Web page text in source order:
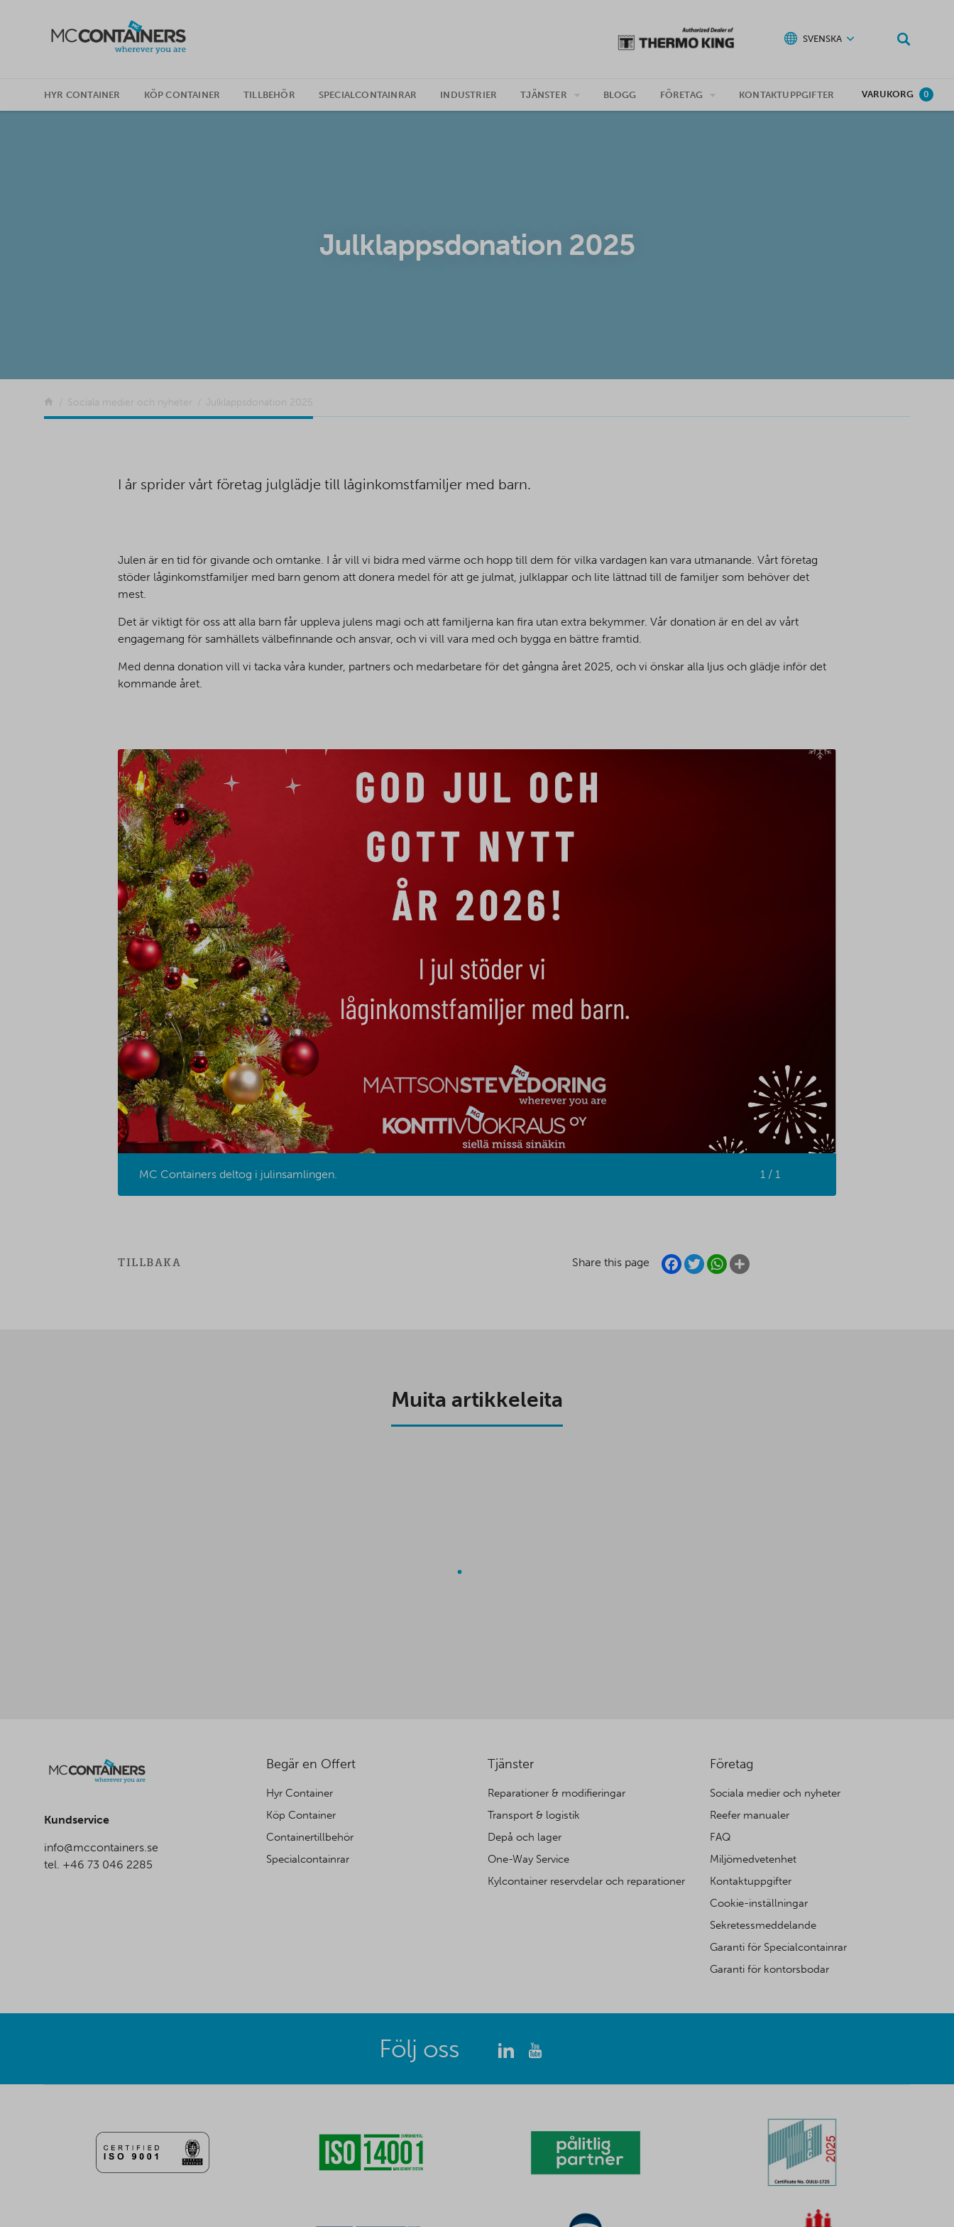
SVENSKA
HYR CONTAINER KÖP CONTAINER TILLBEHÖR SPECIALCONTAINRAR INDUSTRIER TJÄNSTER BLOGG FÖRETAG KONTAKTUPPGIFTER VARUKORG 0
Julklappsdonation 2025
Tillbaka
Sociala medier och nyheter Julklappsdonation 2025
I år sprider vårt företag julglädje till låginkomstfamiljer med barn.
Julen är en tid för givande och omtanke. I år vill vi bidra med värme och hopp till dem för vilka vardagen kan vara utmanande. Vårt företag
stöder låginkomstfamiljer med barn genom att donera medel för att ge julmat, julklappar och lite lättnad till de familjer som behöver det
mest.
Det är viktigt för oss att alla barn får uppleva julens magi och att familjerna kan fira utan extra bekymmer. Vår donation är en del av vårt
engagemang för samhällets välbefinnande och ansvar, och vi vill vara med och bygga en bättre framtid.
Med denna donation vill vi tacka våra kunder, partners och medarbetare för det gångna året 2025, och vi önskar alla ljus och glädje inför det
kommande året.
MC Containers deltog i julinsamlingen. 1 / 1
TILLBAKA Share this page FACEBOOK
TWITTERWHATSAPP
Muita artikkeleita
Kundservice
info@mccontainers.se
tel. +46 73 046 2285
Begär en Offert
Hyr Container
Köp Container
Containertillbehör
Specialcontainrar
Tjänster
Reparationer & modifieringar
Transport & logistik
Depå och lager
One-Way Service
Kylcontainer reservdelar och reparationer
Företag
Sociala medier och nyheter
Reefer manualer
FAQ
Miljömedvetenhet
Kontaktuppgifter
Cookie-inställningar
Sekretessmeddelande
Garanti för Specialcontainrar
Garanti för kontorsbodar
Följ oss